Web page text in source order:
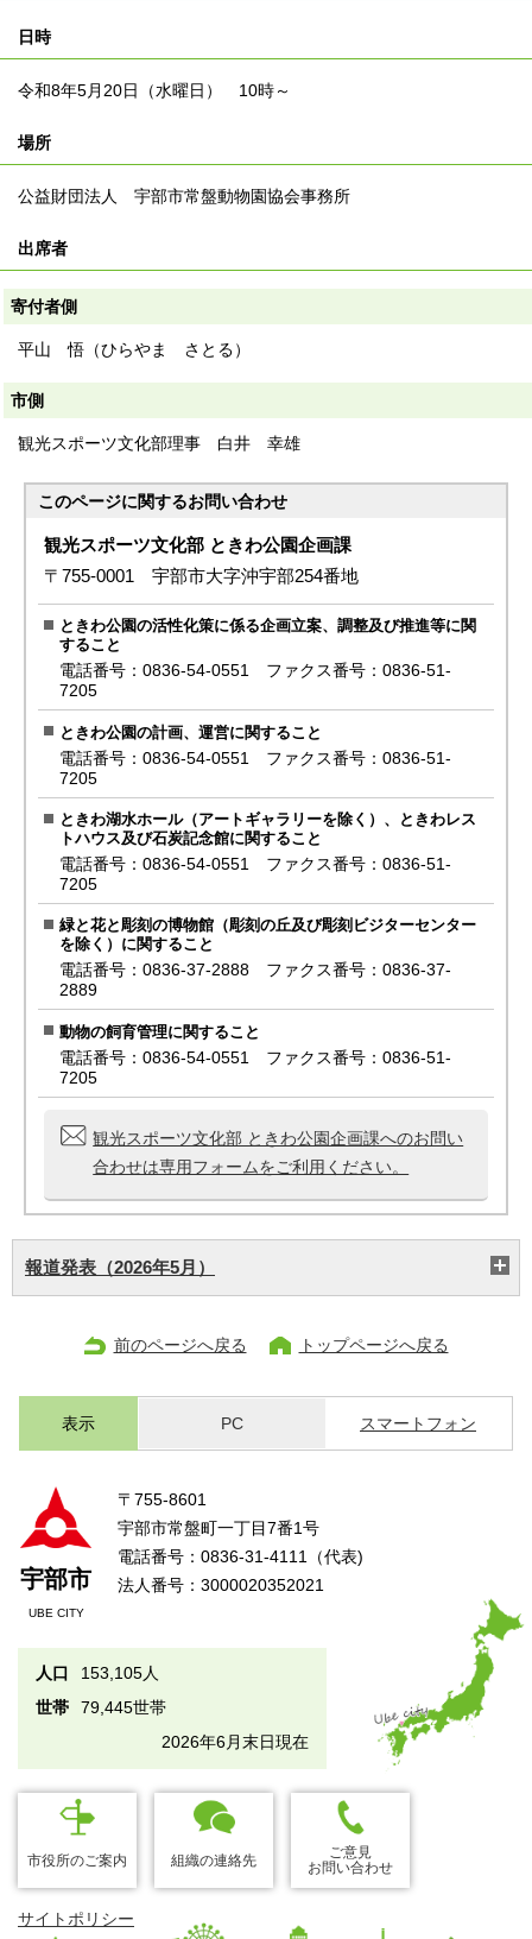
日時
令和8年5月20日（水曜日） 10時～
場所
公益財団法人 宇部市常盤動物園協会事務所
出席者
寄付者側
平山 悟（ひらやま さとる）
市側
観光スポーツ文化部理事 白井 幸雄
このページに関するお問い合わせ
観光スポーツ文化部 ときわ公園企画課
〒755-0001 宇部市大字沖宇部254番地
ときわ公園の活性化策に係る企画立案、調整及び推進等に関
すること
電話番号：0836-54-0551 ファクス番号：0836-51-
7205
ときわ公園の計画、運営に関すること
電話番号：0836-54-0551 ファクス番号：0836-51-
7205
ときわ湖水ホール（アートギャラリーを除く）、ときわレス
トハウス及び石炭記念館に関すること
電話番号：0836-54-0551 ファクス番号：0836-51-
7205
緑と花と彫刻の博物館（彫刻の丘及び彫刻ビジターセンター
を除く）に関すること
電話番号：0836-37-2888 ファクス番号：0836-37-
2889
動物の飼育管理に関すること
電話番号：0836-54-0551 ファクス番号：0836-51-
7205
観光スポーツ文化部 ときわ公園企画課へのお問い
合わせは専用フォームをご利用ください。
報道発表（2026年5月）
前のページへ戻る トップページへ戻る
表示 PC スマートフォン
宇部市
UBE CITY
〒755-8601
宇部市常盤町一丁目7番1号
電話番号：0836-31-4111（代表)
法人番号：3000020352021
人口
153,105人
世帯
79,445世帯
2026年6月末日現在
市役所のご案内 組織の連絡先
ご意見
お問い合わせ
サイトポリシー